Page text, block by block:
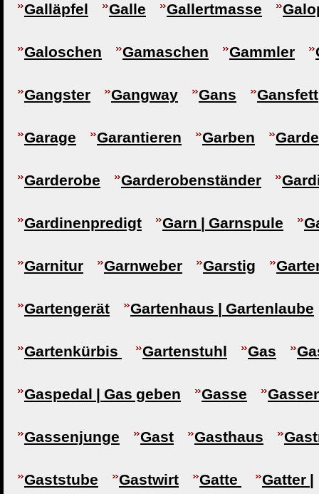
Galläpfel Galle Gallertmasse
Galoschen Gamaschen Gammler
Gangster Gangway Gans Gansfett
Garage Garantieren Garben Garde
Garderobe Garderobenständer
Gardinenpredigt Garn | Garnspule
Garnitur Garnweber Garstig
Gartengerät Gartenhaus | Gartenlaube
Gartenkürbis Gartenstuhl Gas
Gaspedal | Gas geben Gasse
Gassenjunge Gast Gasthaus
Gaststube Gastwirt Gatte Gatter |